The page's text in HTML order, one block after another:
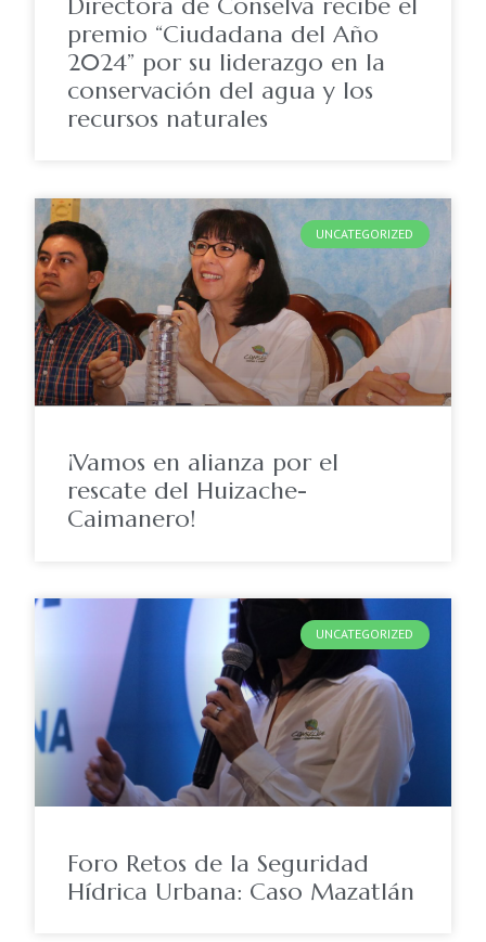
premio “Ciudadana del Año
2024” por su liderazgo en la
conservación del agua y los
recursos naturales
UNCATEGORIZED
¡Vamos en alianza por el
rescate del Huizache-
Caimanero!
UNCATEGORIZED
Foro Retos de la Seguridad
Hídrica Urbana: Caso Mazatlán